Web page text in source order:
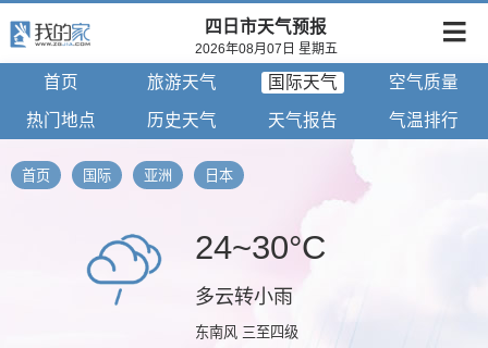
四日市天气预报
2026年08月07日 星期五
首页 旅游天气 国际天气 空气质量
热门地点 历史天气 天气报告 气温排行
首页 国际 亚洲 日本
24~30°C
多云转小雨
东南风 三至四级